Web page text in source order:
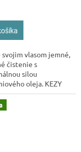
vlasom jemné,
čistenie s
silou
oleja. KEZY
šampón
a vyživuje už počas
zanecháva vlasy...